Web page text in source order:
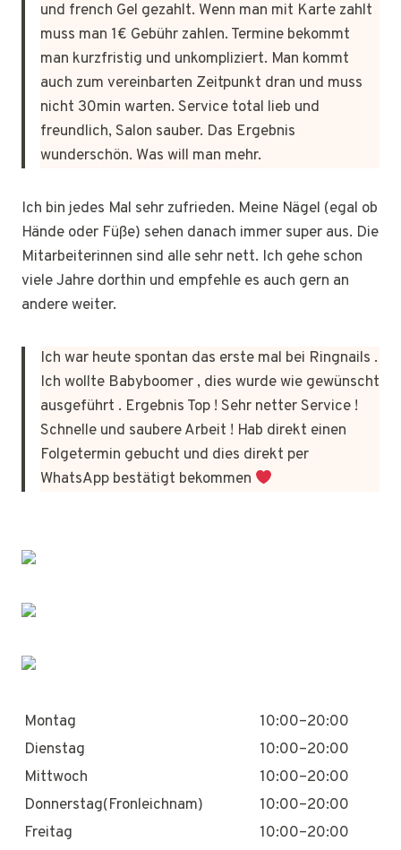
und french Gel gezahlt. Wenn man mit Karte zahlt
muss man 1€ Gebühr zahlen. Termine bekommt
man kurzfristig und unkompliziert. Man kommt
auch zum vereinbarten Zeitpunkt dran und muss
nicht 30min warten. Service total lieb und
freundlich, Salon sauber. Das Ergebnis
wunderschön. Was will man mehr.
Ich bin jedes Mal sehr zufrieden. Meine Nägel (egal ob
Hände oder Füße) sehen danach immer super aus. Die
Mitarbeiterinnen sind alle sehr nett. Ich gehe schon
viele Jahre dorthin und empfehle es auch gern an
andere weiter.
Ich war heute spontan das erste mal bei Ringnails .
Ich wollte Babyboomer , dies wurde wie gewünscht
ausgeführt . Ergebnis Top ! Sehr netter Service !
Schnelle und saubere Arbeit ! Hab direkt einen
Folgetermin gebucht und dies direkt per
WhatsApp bestätigt bekommen
Montag
10:00–20:00
Dienstag
10:00–20:00
Mittwoch
10:00–20:00
Donnerstag(Fronleichnam)
10:00–20:00
Freitag
10:00–20:00